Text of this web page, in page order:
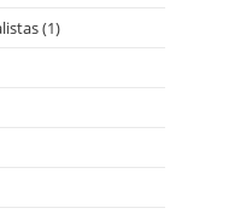
(1)